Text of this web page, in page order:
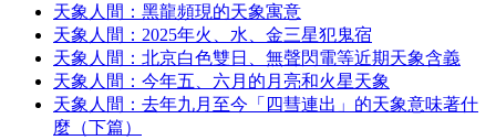
天象人間：黑龍頻現的天象寓意
天象人間：2025年火、水、金三星犯鬼宿
天象人間：北京白色雙日、無聲閃電等近期天象含義
天象人間：今年五、六月的月亮和火星天象
天象人間：去年九月至今「四彗連出」的天象意味著什
麼（下篇）